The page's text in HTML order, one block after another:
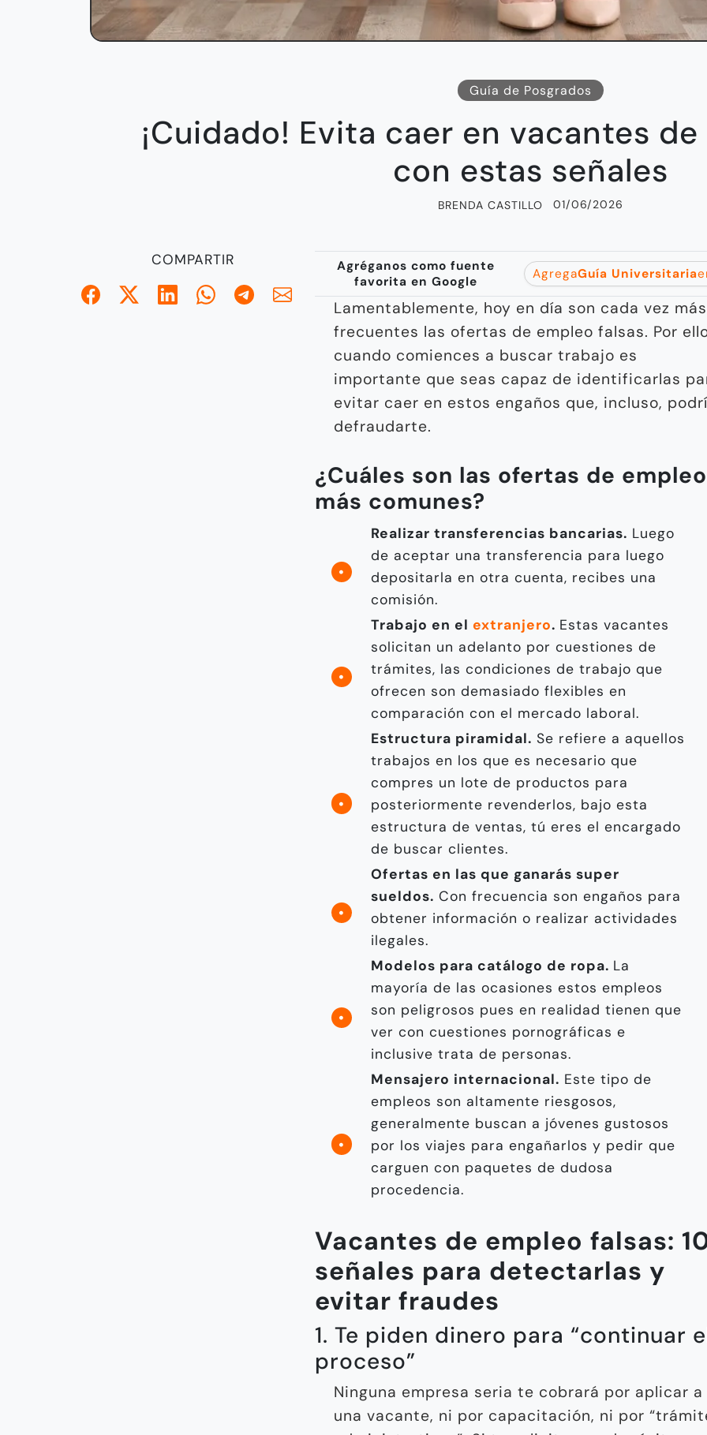
Guía de Posgrados
¡Cuidado! Evita caer en vacantes
con estas señales
BRENDA CASTILLO 01/06/2026
COMPARTIR
Agréganos como fuente
favorita en Google
AgregaGuía Universitaria
Lamentablemente, hoy en día son cada vez más
frecuentes las ofertas de empleo falsas. Por
cuando comiences a buscar trabajo es
importante que seas capaz de identificarlas
evitar caer en estos engaños que, incluso,
defraudarte.
¿Cuáles son las ofertas de empleo
más comunes?
Realizar transferencias bancarias. Luego
de aceptar una transferencia para luego
depositarla en otra cuenta, recibes una
comisión.
Trabajo en el extranjero. Estas vacantes
solicitan un adelanto por cuestiones de
trámites, las condiciones de trabajo que
ofrecen son demasiado flexibles en
comparación con el mercado laboral.
Estructura piramidal. Se refiere a aquellos
trabajos en los que es necesario que
compres un lote de productos para
posteriormente revenderlos, bajo esta
estructura de ventas, tú eres el encargado
de buscar clientes.
Ofertas en las que ganarás super
sueldos. Con frecuencia son engaños para
obtener información o realizar actividades
ilegales.
Modelos para catálogo de ropa. La
mayoría de las ocasiones estos empleos
son peligrosos pues en realidad tienen que
ver con cuestiones pornográficas e
inclusive trata de personas.
Mensajero internacional. Este tipo de
empleos son altamente riesgosos,
generalmente buscan a jóvenes gustosos
por los viajes para engañarlos y pedir que
carguen con paquetes de dudosa
procedencia.
Vacantes de empleo falsas:
señales para detectarlas y
evitar fraudes
1. Te piden dinero para “continuar
proceso”
Ninguna empresa seria te cobrará por aplicar a
una vacante, ni por capacitación, ni por